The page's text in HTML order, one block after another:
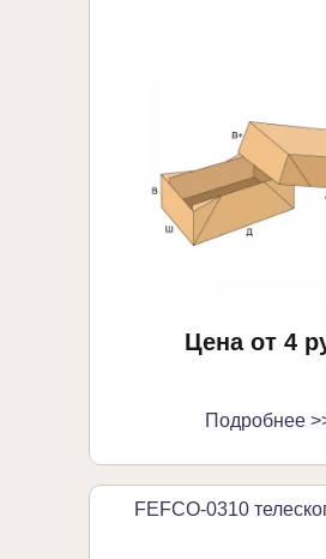
Цена от 4
Подробнее
FEFCO-0310